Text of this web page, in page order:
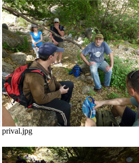
prival.jpg